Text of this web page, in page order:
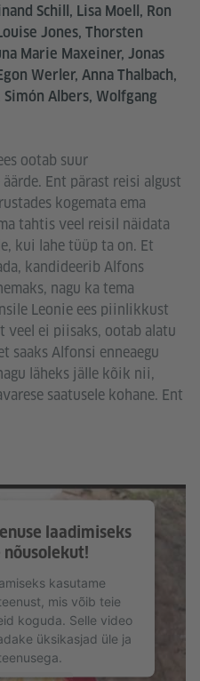
Schill, Lisa Moell, Ron
Jones, Thorsten
Marie Maxeiner, Jonas
Werler, Anna Thalbach,
Albers, Wolfgang
ootab suur
Ent pärast reisi algust
kogemata ema
tahtis veel reisil näidata
kui lahe tüüp ta on. Et
kandideerib Alfons
nagu ka tema
Leonie ees piinlikkust
veel ei piisaks, ootab alatu
saaks Alfonsi enneaegu
läheks jälle kõik nii,
saatusele kohane. Ent
laadimiseks
kasutame
mis võib teie
koguda. Selle video
üksikasjad üle ja